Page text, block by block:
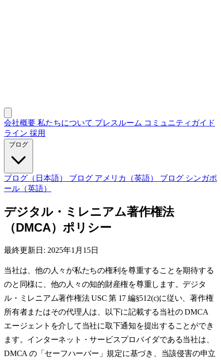
会社概要 私たちについて プレスルーム コミュニティガイド
ライン 採用
ブログ
ブログ（日本語） ブログ アメリカ（英語） ブログ シンガポ
ール（英語）
デジタル・ミレニアム著作権法
（DMCA）ポリシー
最終更新日: 2025年1月15日
当社は、他の人々が私たちの権利を尊重することを期待する
のと同様に、他の人々の知的財産権を尊重します。デジタ
ル・ミレニアム著作権法 USC 第 17 編§512(c)に従い、著作権
所有者またはその代理人は、以下に記載する当社の DMCA
エージェントを介して当社に取下通知を提出することができ
ます。インターネット・サービスプロバイダである当社は、
DMCA の「セーフハーバー」規定に基づき、当該侵害の申立